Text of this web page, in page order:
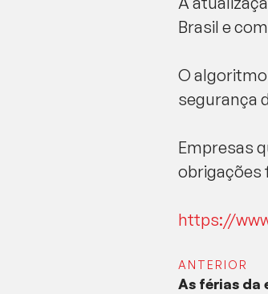
Brasil e
O
segurança
Empresas
obrigações
https://
ANTERIOR
As férias da